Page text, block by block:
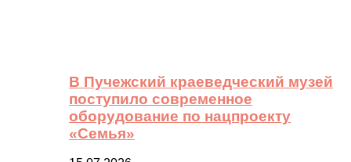
В Пучежский краеведческий музей
поступило современное
оборудование по нацпроекту
«Семья»